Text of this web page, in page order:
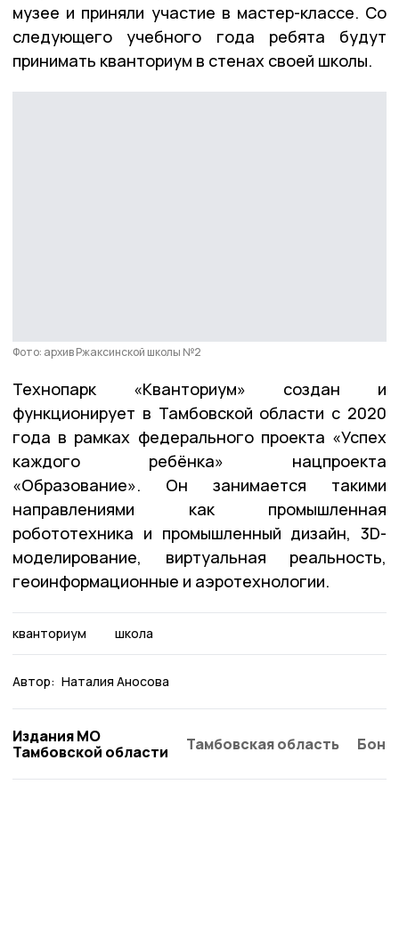
музее и приняли участие в мастер-классе. Со
следующего учебного года ребята будут
принимать кванториум в стенах своей школы.
Фото: архив Ржаксинской школы №2
Технопарк «Кванториум» создан и
функционирует в Тамбовской области с 2020
года в рамках федерального проекта «Успех
каждого ребёнка» нацпроекта
«Образование». Он занимается такими
направлениями как промышленная
робототехника и промышленный дизайн, 3D-
моделирование, виртуальная реальность,
геоинформационные и аэротехнологии.
кванториум школа
Автор: Наталия Аносова
Издания МО
Тамбовской области
Тамбовская область